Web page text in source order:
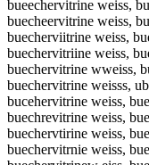
bueechervitrine weiss,
buecheervitrine weiss,
buecherviitrine weiss,
buechervitriine weiss,
buechervitrine wweiss,
buechervitrine weisss,
bucehervitrine weiss,
buechrevitrine weiss,
buechervtirine weiss,
buechervitrnie weiss,